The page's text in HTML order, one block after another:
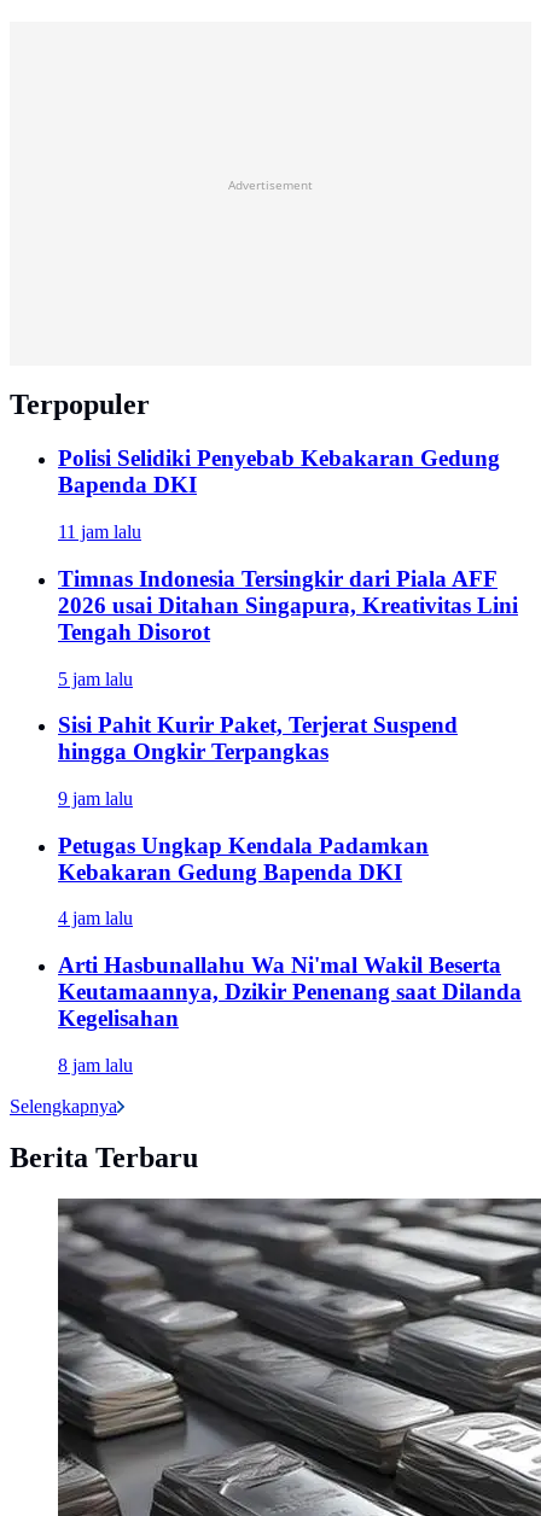
Advertisement
Terpopuler
Polisi Selidiki Penyebab Kebakaran Gedung
Bapenda DKI
11 jam lalu
Timnas Indonesia Tersingkir dari Piala AFF
2026 usai Ditahan Singapura, Kreativitas Lini
Tengah Disorot
5 jam lalu
Sisi Pahit Kurir Paket, Terjerat Suspend
hingga Ongkir Terpangkas
9 jam lalu
Petugas Ungkap Kendala Padamkan
Kebakaran Gedung Bapenda DKI
4 jam lalu
Arti Hasbunallahu Wa Ni'mal Wakil Beserta
Keutamaannya, Dzikir Penenang saat Dilanda
Kegelisahan
8 jam lalu
Selengkapnya
Berita Terbaru